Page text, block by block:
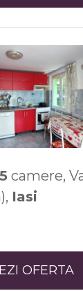
5 camere,
Iasi
OFERTA